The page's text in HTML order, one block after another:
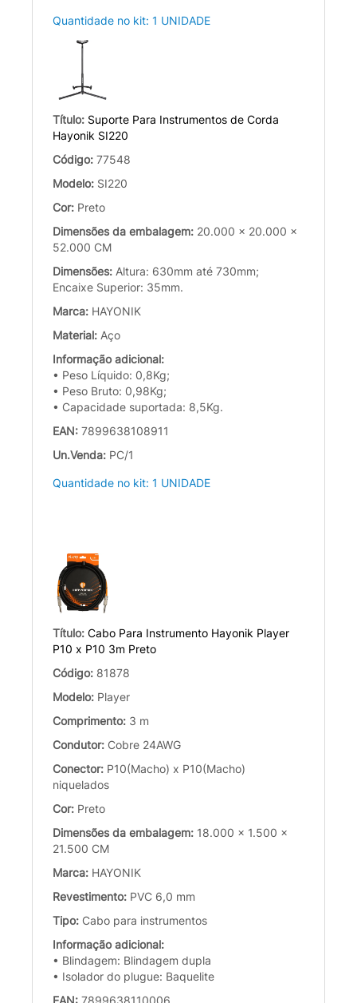
Quantidade no kit: 1 UNIDADE
Título: Suporte Para Instrumentos de Corda
Hayonik SI220
Código: 77548
Modelo: SI220
Cor: Preto
Dimensões da embalagem: 20.000 x 20.000 x
52.000 CM
Dimensões: Altura: 630mm até 730mm;
Encaixe Superior: 35mm.
Marca: HAYONIK
Material: Aço
Informação adicional:
• Peso Líquido: 0,8Kg;
• Peso Bruto: 0,98Kg;
• Capacidade suportada: 8,5Kg.
EAN: 7899638108911
Un.Venda: PC/1
Quantidade no kit: 1 UNIDADE
Título: Cabo Para Instrumento Hayonik Player
P10 x P10 3m Preto
Código: 81878
Modelo: Player
Comprimento: 3 m
Condutor: Cobre 24AWG
Conector: P10(Macho) x P10(Macho)
niquelados
Cor: Preto
Dimensões da embalagem: 18.000 x 1.500 x
21.500 CM
Marca: HAYONIK
Revestimento: PVC 6,0 mm
Tipo: Cabo para instrumentos
Informação adicional:
• Blindagem: Blindagem dupla
• Isolador do plugue: Baquelite
EAN: 7899638110006